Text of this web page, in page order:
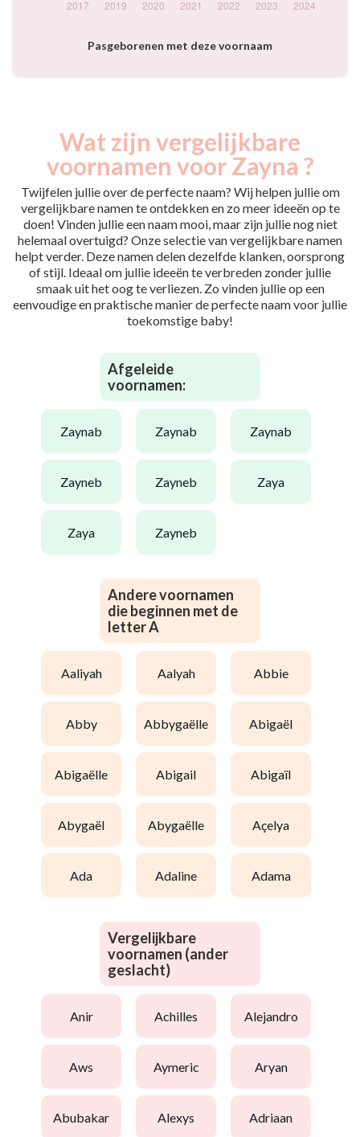
Pasgeborenen met deze voornaam
Wat zijn vergelijkbare
voornamen voor Zayna ?
Twijfelen jullie over de perfecte naam? Wij helpen jullie om
vergelijkbare namen te ontdekken en zo meer ideeën op te
doen! Vinden jullie een naam mooi, maar zijn jullie nog niet
helemaal overtuigd? Onze selectie van vergelijkbare namen
helpt verder. Deze namen delen dezelfde klanken, oorsprong
of stijl. Ideaal om jullie ideeën te verbreden zonder jullie
smaak uit het oog te verliezen. Zo vinden jullie op een
eenvoudige en praktische manier de perfecte naam voor jullie
toekomstige baby!
Afgeleide
voornamen:
zaynab zaynab zaynab
zayneb zayneb zaya
zaya zayneb
Andere voornamen
die beginnen met de
letter A
aaliyah aalyah abbie
abby abbygaëlle abigaël
abigaëlle abigail abigaïl
abygaël abygaëlle açelya
ada adaline adama
Vergelijkbare
voornamen (ander
geslacht)
anir achilles alejandro
aws aymeric aryan
abubakar alexys adriaan